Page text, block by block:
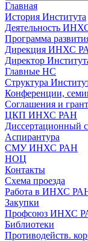
Главная
История Института
Деятельность
Программа
Дирекция ИНХС
Директор
Главные НС
Структура
Конференции,
Соглашения и
ЦКП ИНХС РАН
Диссертационный
Аспирантура
СМУ ИНХС РАН
НОЦ
Контакты
Схема проезда
Работа в ИНХС
Закупки
Профсоюз ИНХС
Библиотеки
Противодейств.